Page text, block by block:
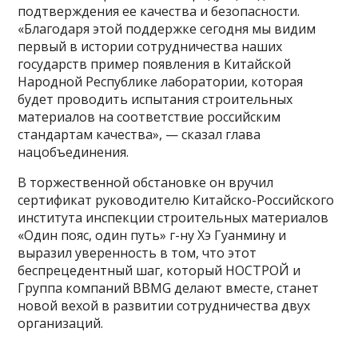
подтверждения ее качества и безопасности.
«Благодаря этой поддержке сегодня мы видим
первый в истории сотрудничества наших
государств пример появления в Китайской
Народной Республике лаборатории, которая
будет проводить испытания строительных
материалов на соответствие российским
стандартам качества», — сказал глава
нацобъединения.
В торжественной обстановке он вручил
сертификат руководителю Китайско-Российского
института инспекции строительных материалов
«Один пояс, один путь» г-ну Хэ Гуанмину и
выразил уверенность в том, что этот
беспрецедентный шаг, который НОСТРОЙ и
Группа компаний BBMG делают вместе, станет
новой вехой в развитии сотрудничества двух
организаций.